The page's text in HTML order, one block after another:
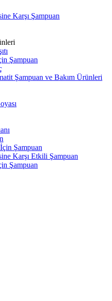
Karşı Şampuan
Şampuan
Şampuan ve Bakım Ürünleri
Şampuan
Karşı Etkili Şampuan
Şampuan